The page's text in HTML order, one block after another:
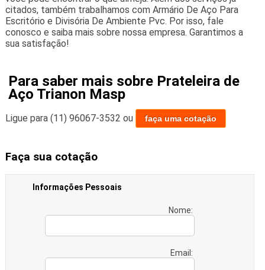
citados, também trabalhamos com Armário De Aço Para
Escritório e Divisória De Ambiente Pvc. Por isso, fale
conosco e saiba mais sobre nossa empresa. Garantimos a
sua satisfação!
Para saber mais sobre Prateleira de
Aço Trianon Masp
Ligue para (11) 96067-3532 ou faça uma cotação
Faça sua cotação
Informações Pessoais
Nome:
Email: